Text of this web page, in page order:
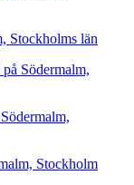
Stockholms län
Södermalm,
Stockholm